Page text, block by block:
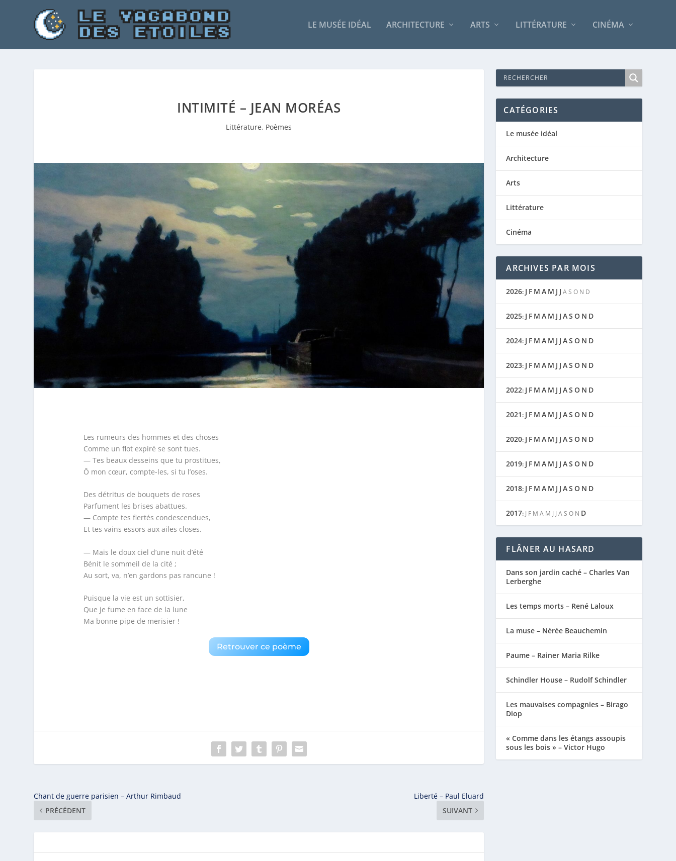
LE MUSÉE IDÉAL ARCHITECTURE ARTS LITTÉRATURE CINÉMA
INTIMITÉ – JEAN MORÉAS
Littérature, Poèmes
Les rumeurs des hommes et des choses
Comme un flot expiré se sont tues.
— Tes beaux desseins que tu prostitues,
Ô mon cœur, compte-les, si tu l’oses.
Des détritus de bouquets de roses
Parfument les brises abattues.
— Compte tes fiertés condescendues,
Et tes vains essors aux ailes closes.
— Mais le doux ciel d’une nuit d’été
Bénit le sommeil de la cité ;
Au sort, va, n’en gardons pas rancune !
Puisque la vie est un sottisier,
Que je fume en face de la lune
Ma bonne pipe de merisier !
Retrouver ce poème
Chant de guerre parisien – Arthur Rimbaud
PRÉCÉDENT
Liberté – Paul Eluard
SUIVANT
CATÉGORIES
Le musée idéal
Architecture
Arts
Littérature
Cinéma
ARCHIVES PAR MOIS
2026: J F M A M J J AS O N D
2025: J F M A M J J AS O N D
2024: J F M A M J J AS O N D
2023: J F M A M J J AS O N D
2022: J F M A M J J AS O N D
2021: J F M A M J J AS O N D
2020: J F M A M J J AS O N D
2019: J F M A M J J AS O N D
2018: J F M A M J J AS O N D
2017: J F M A M J J AS O N D
FLÂNER AU HASARD
Dans son jardin caché – Charles Van
Lerberghe
Les temps morts – René Laloux
La muse – Nérée Beauchemin
Paume – Rainer Maria Rilke
Schindler House – Rudolf Schindler
Les mauvaises compagnies – Birago
Diop
« Comme dans les étangs assoupis
sous les bois » – Victor Hugo